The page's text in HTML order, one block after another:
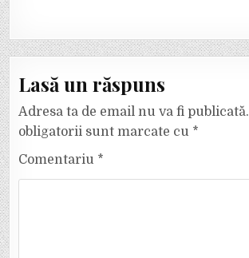
Lasă un răspuns
Adresa ta de email nu va fi publicată.
obligatorii sunt marcate cu *
Comentariu *